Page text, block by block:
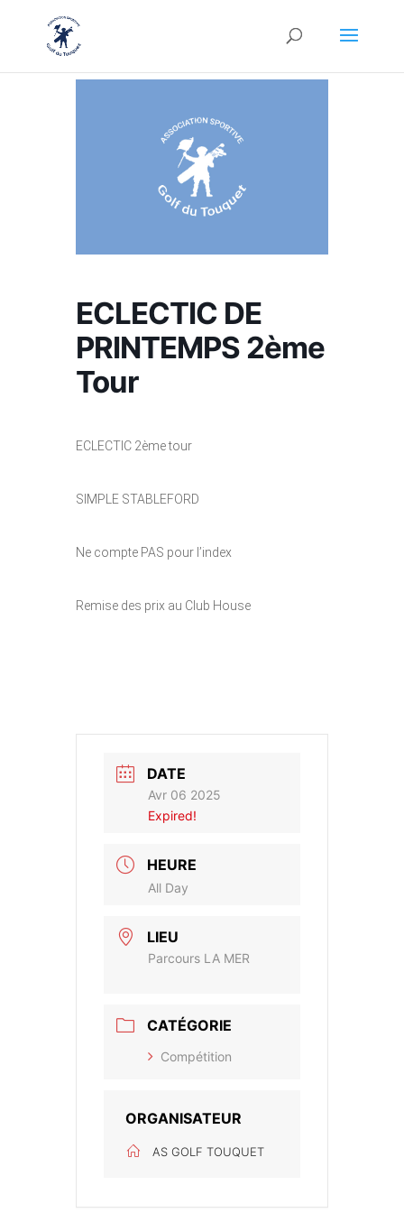
ECLECTIC DE
PRINTEMPS 2ème
Tour
ECLECTIC 2ème tour
SIMPLE STABLEFORD
Ne compte PAS pour l’index
Remise des prix au Club House
DATE
Avr 06 2025
Expired!
HEURE
All Day
LIEU
Parcours LA MER
CATÉGORIE
Compétition
ORGANISATEUR
AS GOLF TOUQUET